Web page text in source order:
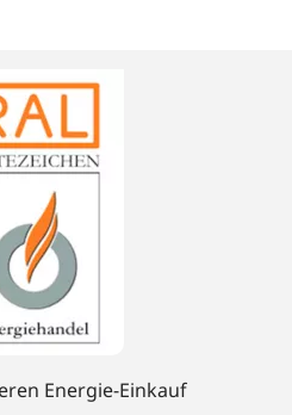
Energie-Einkauf